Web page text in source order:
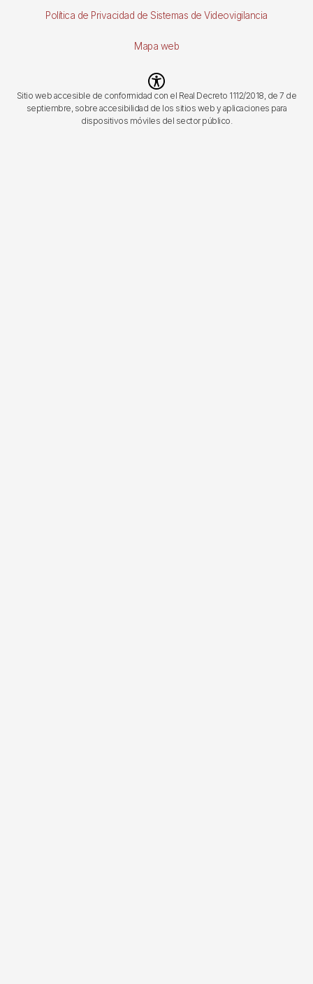
Política de Privacidad de Sistemas de Videovigilancia
Mapa web
Imagen
Sitio web accesible de conformidad con el Real Decreto 1112/2018, de 7 de
septiembre, sobre accesibilidad de los sitios web y aplicaciones para
dispositivos móviles del sector público.